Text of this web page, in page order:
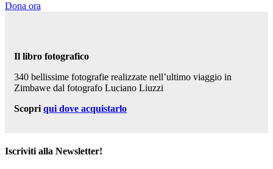
Dona ora
Il libro fotografico
340 bellissime fotografie realizzate nell’ultimo viaggio in
Zimbawe dal fotografo Luciano Liuzzi
Scopri qui dove acquistarlo
Iscriviti alla Newsletter!